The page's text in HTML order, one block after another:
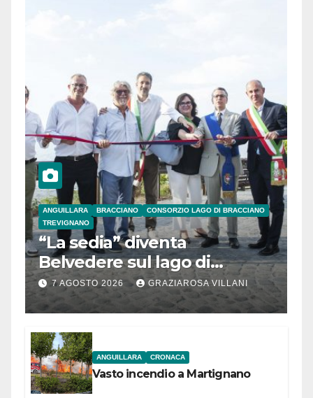
ANGUILLARA BRACCIANO
CONSORZIO LAGO DI BRACCIANO
TREVIGNANO
“La sedia” diventa
Belvedere sul lago di
Bracciano: ieri
l’inaugurazione
7 AGOSTO 2026 GRAZIAROSA VILLANI
ANGUILLARA CRONACA
Vasto incendio a Martignano